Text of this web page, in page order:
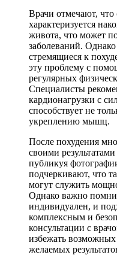
Врачи отмечают, что
характеризуется
живота, что может
заболеваний.
стремящиеся к
эту проблему с
регулярных
Специалисты
кардионагрузки с
способствует не
укреплению мышц.
После похудения
своими
публикуя
подчеркивают, что
могут служить
Однако важно
индивидуален, и
комплексным и
консультации с
избежать
желаемых